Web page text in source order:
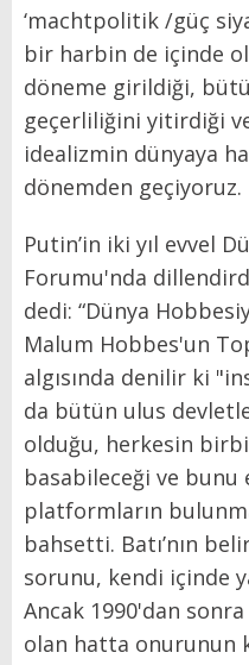
‘machtpolitik /güç
bir harbin de içinde
döneme girildiği,
geçerliliğini yitirdiği
idealizmin dünyaya
dönemden geçiyoruz.
Putin’in iki yıl evvel
Forumu'nda
dedi: “Dünya
Malum Hobbes'un
algısında denilir ki
da bütün ulus
olduğu, herkesin
basabileceği ve bunu
platformların
bahsetti. Batı’nın
sorunu, kendi içinde
Ancak 1990'dan
olan hatta onurunun